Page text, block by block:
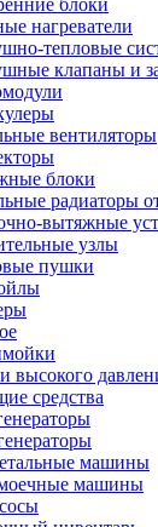
блоки
нагреватели
тепловые
клапаны и
вентиляторы
блоки
радиаторы
вытяжные
узлы
пушки
высокого
средства
машины
машины